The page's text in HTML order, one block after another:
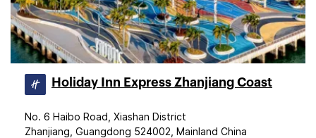
Holiday Inn Express Zhanjiang Coast
No. 6 Haibo Road, Xiashan District
Zhanjiang, Guangdong 524002, Mainland China